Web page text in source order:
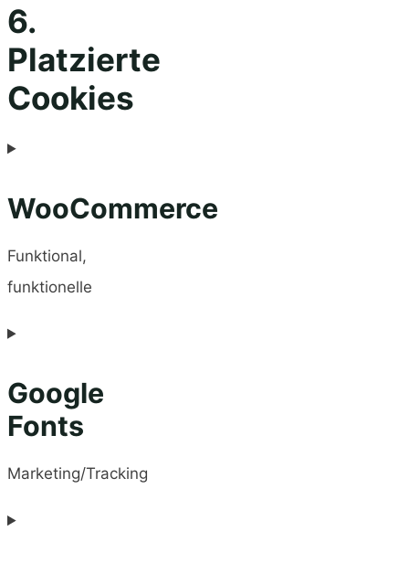
6.
Platzierte
Cookies
WooCommerce
Funktional,
funktionelle
Google
Fonts
Marketing/Tracking